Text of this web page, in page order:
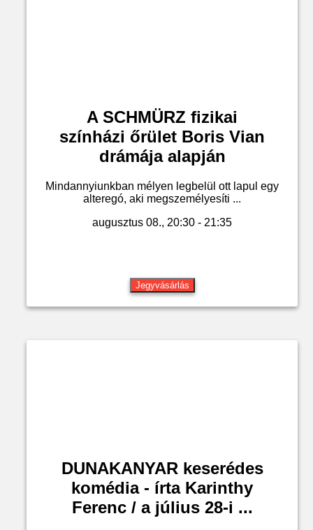
A SCHMÜRZ fizikai
színházi őrület Boris Vian
drámája alapján
Mindannyiunkban mélyen legbelül ott lapul egy
alteregó, aki megszemélyesíti ...
augusztus 08., 20:30 - 21:35
Jegyvásárlás
DUNAKANYAR keserédes
komédia - írta Karinthy
Ferenc / a július 28-i ...